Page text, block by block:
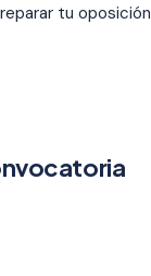
tu oposición